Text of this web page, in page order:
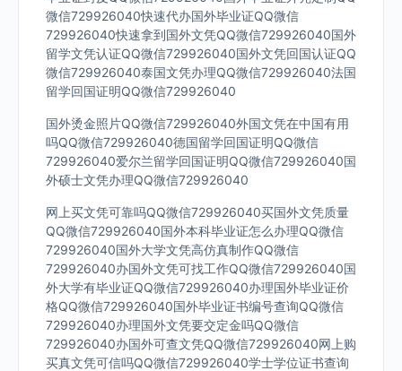
微信729926040快速代办国外毕业证QQ微信
729926040快速拿到国外文凭QQ微信729926040国外
留学文凭认证QQ微信729926040国外文凭回国认证QQ
微信729926040泰国文凭办理QQ微信729926040法国
留学回国证明QQ微信729926040
国外烫金照片QQ微信729926040外国文凭在中国有用
吗QQ微信729926040德国留学回国证明QQ微信
729926040爱尔兰留学回国证明QQ微信729926040国
外硕士文凭办理QQ微信729926040
网上买文凭可靠吗QQ微信729926040买国外文凭质量
QQ微信729926040国外本科毕业证怎么办理QQ微信
729926040国外大学文凭高仿真制作QQ微信
729926040办国外文凭可找工作QQ微信729926040国
外大学有毕业证QQ微信729926040办理国外毕业证价
格QQ微信729926040国外毕业证书编号查询QQ微信
729926040办理国外文凭要交定金吗QQ微信
729926040办国外可查文凭QQ微信729926040网上购
买真文凭可信吗QQ微信729926040学士学位证书查询